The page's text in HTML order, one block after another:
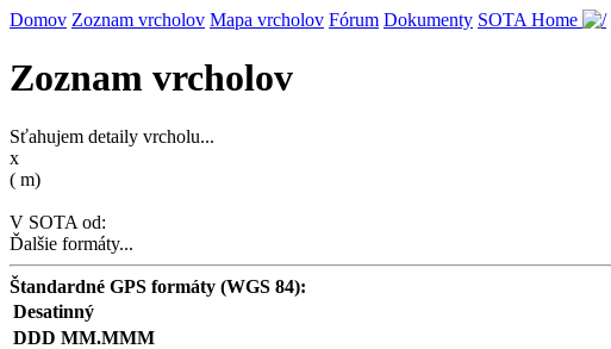
Domov Zoznam vrcholov Mapa vrcholov Fórum Dokumenty SOTA Home
Zoznam vrcholov
Sťahujem detaily vrcholu...
x
( m)
V SOTA od:
Ďalšie formáty...
Štandardné GPS formáty (WGS 84):
Desatinný
DDD MM.MMM